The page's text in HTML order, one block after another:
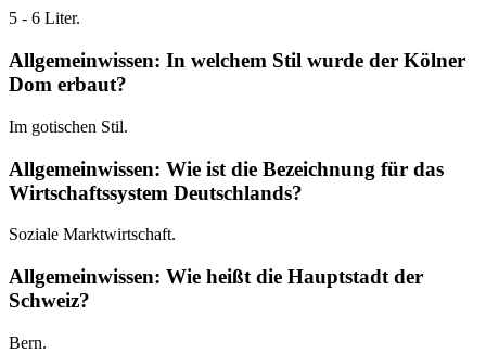
5 - 6 Liter.
Allgemeinwissen: In welchem Stil wurde der Kölner
Dom erbaut?
Im gotischen Stil.
Allgemeinwissen: Wie ist die Bezeichnung für das
Wirtschaftssystem Deutschlands?
Soziale Marktwirtschaft.
Allgemeinwissen: Wie heißt die Hauptstadt der
Schweiz?
Bern.